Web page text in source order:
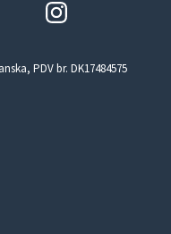
PDV br. DK17484575